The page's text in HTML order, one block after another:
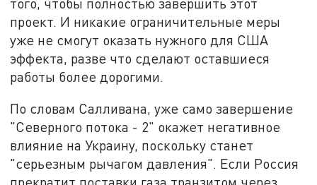
проект. И никакие ограничительные меры
уже не смогут оказать нужного для США
эффекта, разве что сделают оставшиеся
работы более дорогими.
По словам Салливана, уже само завершение
"Северного потока - 2" окажет негативное
влияние на Украину, поскольку станет
"серьезным рычагом давления". Если Россия